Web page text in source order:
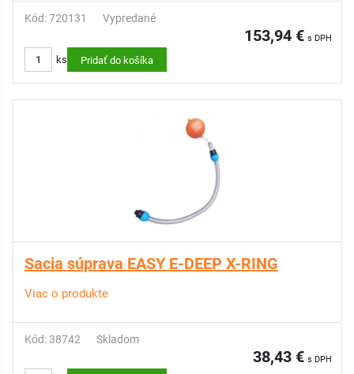
Kód: 720131 Vypredané
153,94 € s DPH
ks Pridať do košíka
Sacia súprava EASY E-DEEP X-RING
Viac o produkte
Kód: 38742 Skladom
38,43 € s DPH